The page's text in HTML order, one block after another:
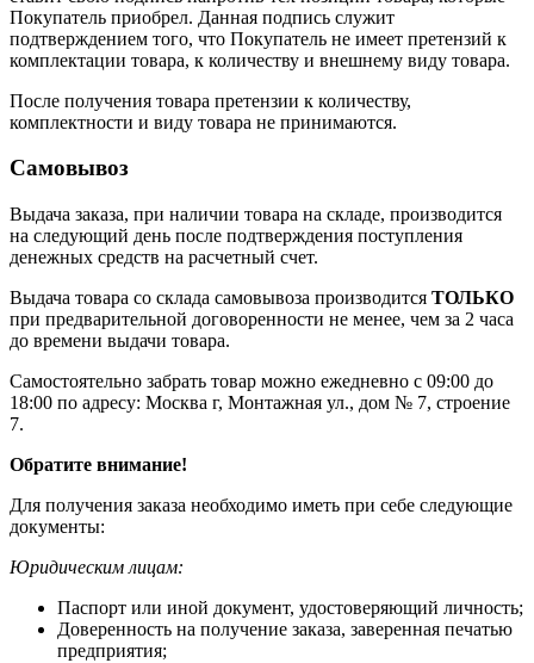
Покупатель приобрел. Данная подпись служит
подтверждением того, что Покупатель не имеет претензий к
комплектации товара, к количеству и внешнему виду товара.
После получения товара претензии к количеству,
комплектности и виду товара не принимаются.
Самовывоз
Выдача заказа, при наличии товара на складе, производится
на следующий день после подтверждения поступления
денежных средств на расчетный счет.
Выдача товара со склада самовывоза производится ТОЛЬКО
при предварительной договоренности не менее, чем за 2 часа
до времени выдачи товара.
Самостоятельно забрать товар можно ежедневно с 09:00 до
18:00 по адресу: Москва г, Монтажная ул., дом № 7, строение
7.
Обратите внимание!
Для получения заказа необходимо иметь при себе следующие
документы:
Юридическим лицам:
Паспорт или иной документ, удостоверяющий личность;
Доверенность на получение заказа, заверенная печатью
предприятия;